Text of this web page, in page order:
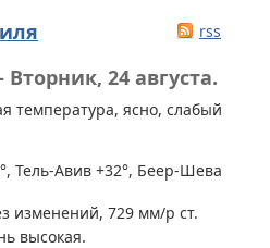
rss
24 августа.
температура, ясно, слабый
Тель-Авив +32°, Беер-Шева
изменений, 729 мм/р ст.
высокая.